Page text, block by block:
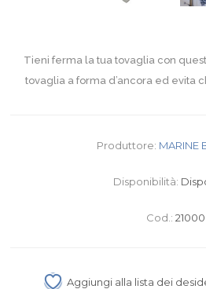
Tieni ferma la tua tovaglia con
tovaglia a forma d’ancora ed evita
Produttore: MARINE
Disponibilità:
Cod.: 21000
Aggiungi alla lista dei